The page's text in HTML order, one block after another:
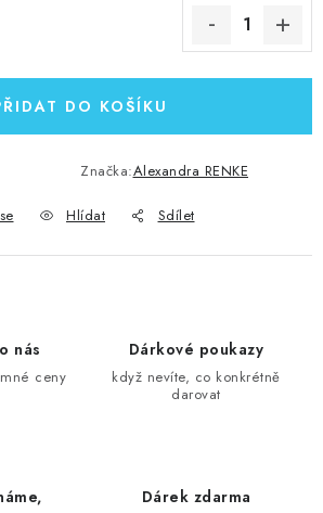
DO KOŠÍKU
Značka:Alexandra RENKE
Hlídat Sdílet
nás
ceny
Dárkové poukazy
když nevíte, co konkrétně
darovat
Dárek zdarma